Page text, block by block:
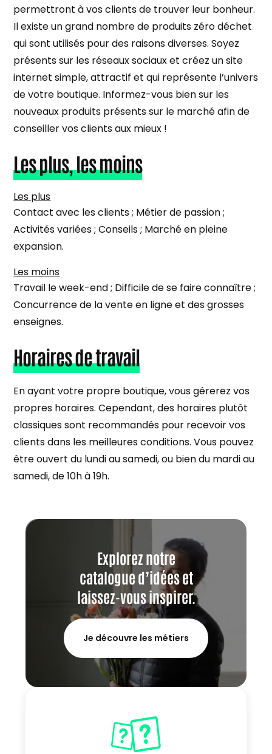
permettront à vos clients de trouver leur bonheur.
Il existe un grand nombre de produits zéro déchet
qui sont utilisés pour des raisons diverses. Soyez
présents sur les réseaux sociaux et créez un site
internet simple, attractif et qui représente l’univers
de votre boutique. Informez-vous bien sur les
nouveaux produits présents sur le marché afin de
conseiller vos clients aux mieux !
Les plus, les moins
Les plus
Contact avec les clients ; Métier de passion ;
Activités variées ; Conseils ; Marché en pleine
expansion.
Les moins
Travail le week-end ; Difficile de se faire connaître ;
Concurrence de la vente en ligne et des grosses
enseignes.
Horaires de travail
En ayant votre propre boutique, vous gérerez vos
propres horaires. Cependant, des horaires plutôt
classiques sont recommandés pour recevoir vos
clients dans les meilleures conditions. Vous pouvez
être ouvert du lundi au samedi, ou bien du mardi au
samedi, de 10h à 19h.
Explorez notre
catalogue d’idées et
laissez-vous inspirer.
Je découvre les métiers